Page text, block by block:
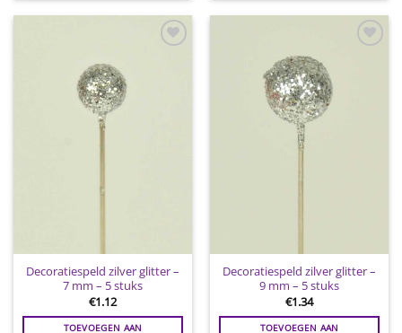
Decoratiespeld zilver glitter –
7 mm – 5 stuks
€1.12
TOEVOEGEN AAN
Decoratiespeld zilver glitter –
9 mm – 5 stuks
€1.34
TOEVOEGEN AAN